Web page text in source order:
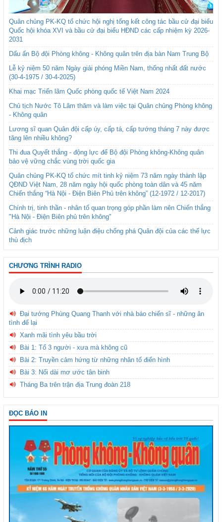
Quân chủng PK-KQ tổ chức hội nghị tổng kết công tác bầu cử đại biểu
Quốc hội khóa XVI và bầu cử đại biểu HĐND các cấp nhiệm kỳ 2026-
2031
Dấu ấn Bộ đội Phòng không - Không quân trên địa bàn Nam Trung Bộ
Lễ kỷ niệm 50 năm Ngày giải phóng Miền Nam, thống nhất đất nước
(30-4-1975 / 30-4-2025)
Khai mạc Triển lãm Quốc phòng quốc tế Việt Nam 2024
Chủ tịch Nước Tô Lâm thăm và làm việc tại Quân chủng Phòng không
- Không quân
Lương sĩ quan Quân đội cấp úy, cấp tá, cấp tướng tháng 7 này được
tăng lên nhiều không?
Thi đua Quyết thắng - động lực để Bộ đội Phòng không-Không quân
bảo vệ vững chắc vùng trời quốc gia
Quân chủng PK-KQ tổ chức mít tinh kỷ niệm 73 năm ngày thành lập
QĐND Việt Nam, 28 năm ngày hội quốc phòng toàn dân và 45 năm
Chiến thắng “Hà Nội - Điện Biên Phủ trên không” (12-1972 / 12-2017)
Chính trị, tinh thần - nhân tố quan trọng góp phần làm nên Chiến thắng
"Hà Nội - Điện Biên phủ trên không"
Cảnh giác trước những luận điệu chống phá Quân đội của các thế lực
thù địch
CHƯƠNG TRÌNH RADIO
Đại tướng Phùng Quang Thanh với nhà báo chiến sĩ - những ân
tình để lại
Xanh mãi tình yêu bầu trời
Bài 1: Tổ 3 người - xưa mà không cũ
Bài 2: Truyền cảm hứng từ những nhân tố điển hình
Bài 3: Nối dài mơ ước tân binh
Tháng Ba trên trận địa Trung đoàn 218
ĐỌC BÁO IN